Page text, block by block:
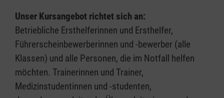
Unser Kursangebot richtet sich an:
Betriebliche Ersthelferinnen und Ersthelfer,
Führerscheinbewerberinnen und -bewerber (alle
Klassen) und alle Personen, die im Notfall helfen
möchten. Trainerinnen und Trainer,
Medizinstudentinnen und -studenten,